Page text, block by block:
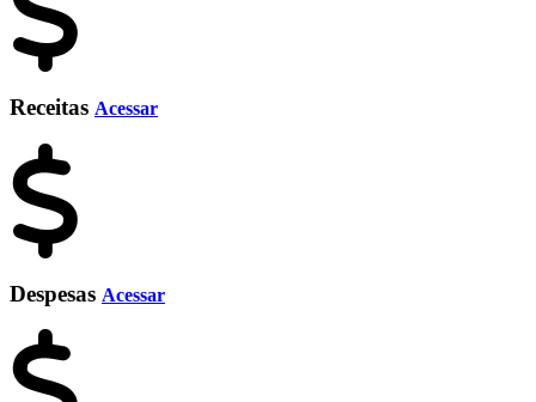
Receitas Acessar
Despesas Acessar